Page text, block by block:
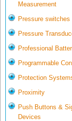
Measurement
Pressure switches
Pressure
Professional
Programmable
Protection
Proximity
Push Buttons &
Devices